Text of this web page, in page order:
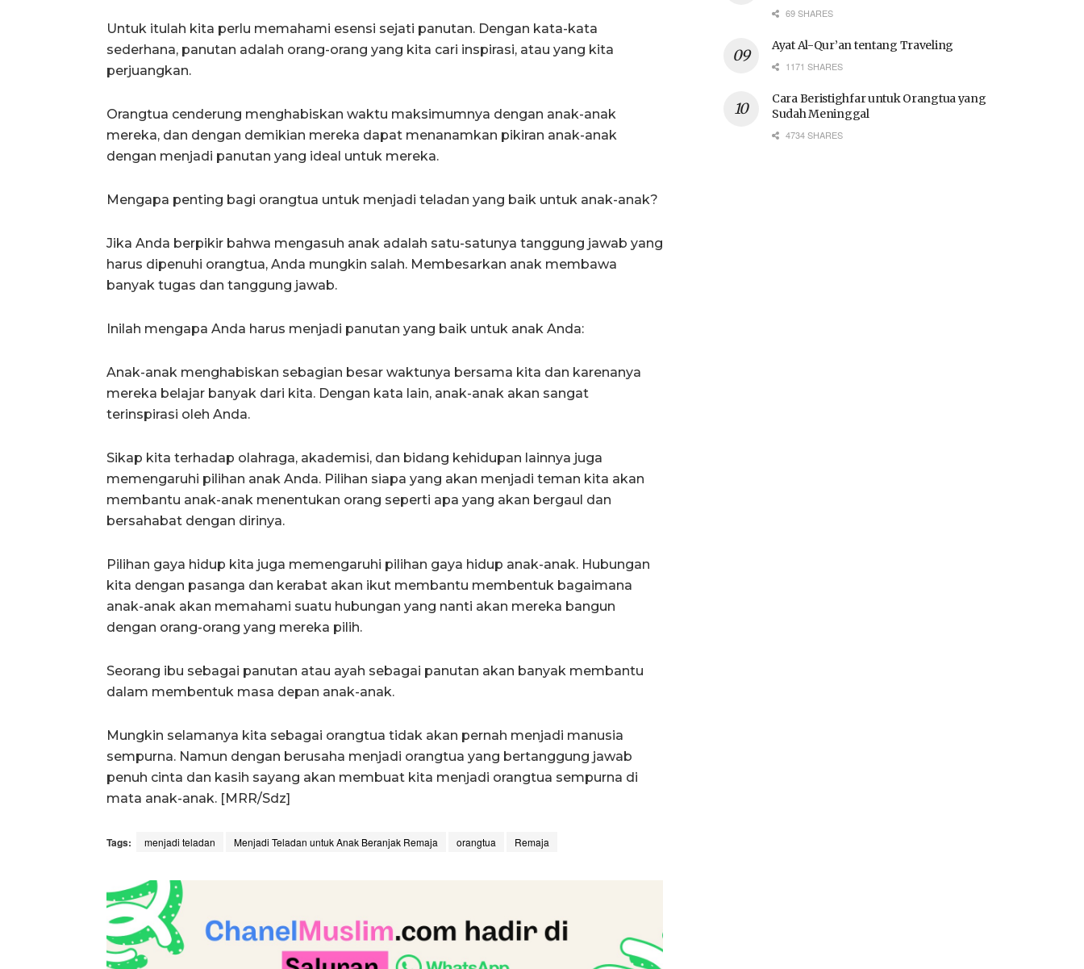
Untuk itulah kita perlu memahami esensi sejati panutan. Dengan kata-kata
sederhana, panutan adalah orang-orang yang kita cari inspirasi, atau yang kita
perjuangkan.
Orangtua cenderung menghabiskan waktu maksimumnya dengan anak-anak
mereka, dan dengan demikian mereka dapat menanamkan pikiran anak-anak
dengan menjadi panutan yang ideal untuk mereka.
Mengapa penting bagi orangtua untuk menjadi teladan yang baik untuk anak-anak?
Jika Anda berpikir bahwa mengasuh anak adalah satu-satunya tanggung jawab yang
harus dipenuhi orangtua, Anda mungkin salah. Membesarkan anak membawa
banyak tugas dan tanggung jawab.
Inilah mengapa Anda harus menjadi panutan yang baik untuk anak Anda:
Anak-anak menghabiskan sebagian besar waktunya bersama kita dan karenanya
mereka belajar banyak dari kita. Dengan kata lain, anak-anak akan sangat
terinspirasi oleh Anda.
Sikap kita terhadap olahraga, akademisi, dan bidang kehidupan lainnya juga
memengaruhi pilihan anak Anda. Pilihan siapa yang akan menjadi teman kita akan
membantu anak-anak menentukan orang seperti apa yang akan bergaul dan
bersahabat dengan dirinya.
Pilihan gaya hidup kita juga memengaruhi pilihan gaya hidup anak-anak. Hubungan
kita dengan pasanga dan kerabat akan ikut membantu membentuk bagaimana
anak-anak akan memahami suatu hubungan yang nanti akan mereka bangun
dengan orang-orang yang mereka pilih.
Seorang ibu sebagai panutan atau ayah sebagai panutan akan banyak membantu
dalam membentuk masa depan anak-anak.
Mungkin selamanya kita sebagai orangtua tidak akan pernah menjadi manusia
sempurna. Namun dengan berusaha menjadi orangtua yang bertanggung jawab
penuh cinta dan kasih sayang akan membuat kita menjadi orangtua sempurna di
mata anak-anak. [MRR/Sdz]
Tags: menjadi teladan Menjadi Teladan untuk Anak Beranjak Remaja orangtua Remaja
69 SHARES
Ayat Al-Qur’an tentang Traveling
1171 SHARES
Cara Beristighfar untuk Orangtua yang
Sudah Meninggal
4734 SHARES